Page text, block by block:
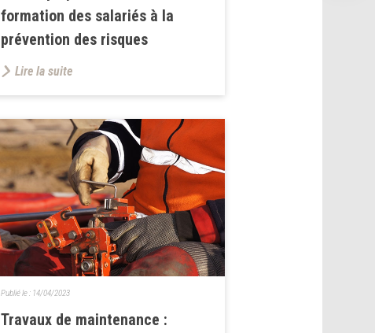
formation des salariés à la
prévention des risques
Lire la suite
Travaux de maintenance :
Publié le : 14/04/2023